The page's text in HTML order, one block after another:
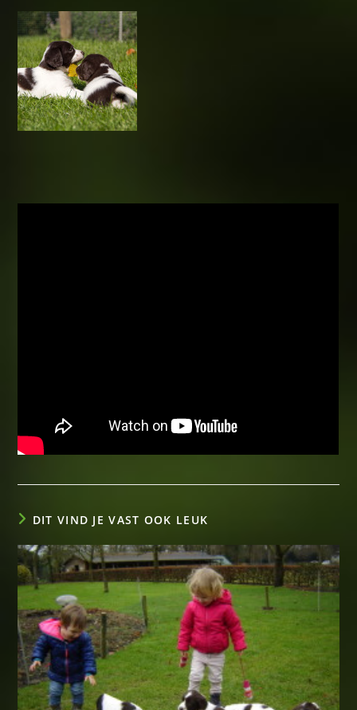
DIT VIND JE VAST OOK LEUK